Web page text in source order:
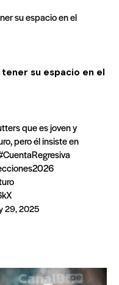
su espacio en el
su espacio en el
que es joven y
pero él insiste en
29, 2025